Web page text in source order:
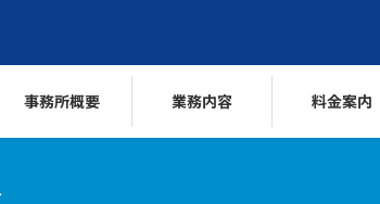
事務所概要 業務内容 料金案内